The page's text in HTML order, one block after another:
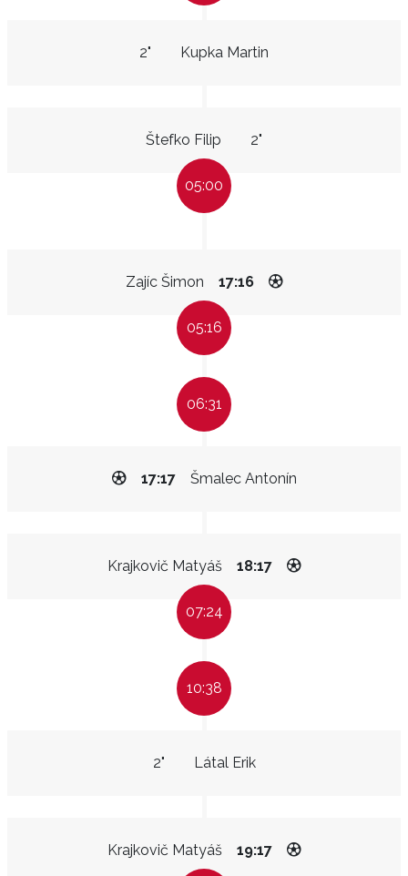
Kupka Martin
2"
Štefko Filip 2"
05:00
Zajíc Šimon 17:16
05:16
06:31
Šmalec Antonín
17:17
Krajkovič Matyáš 18:17
07:24
10:38
Látal Erik
2"
Krajkovič Matyáš 19:17